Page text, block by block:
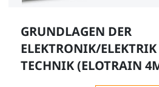
GRUNDLAGEN DER
ELEKTRONIK/
TECHNIK (ELOTRAIN